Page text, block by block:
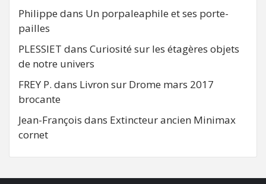
Philippe dans Un porpaleaphile et ses porte-
pailles
PLESSIET dans Curiosité sur les étagères objets
de notre univers
FREY P. dans Livron sur Drome mars 2017
brocante
Jean-François dans Extincteur ancien Minimax
cornet